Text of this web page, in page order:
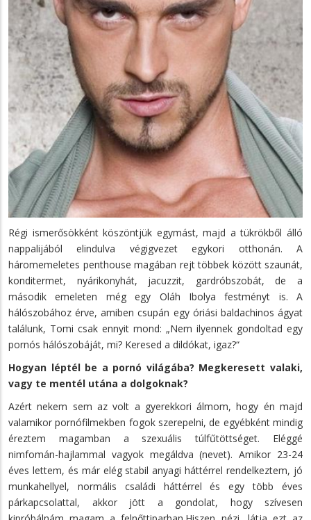
Régi ismerősökként köszöntjük egymást, majd a tükrökből álló
nappalijából elindulva végigvezet egykori otthonán. A
háromemeletes penthouse magában rejt többek között szaunát,
konditermet, nyárikonyhát, jacuzzit, gardróbszobát, de a
második emeleten még egy Oláh Ibolya festményt is. A
hálószobához érve, amiben csupán egy óriási baldachinos ágyat
találunk, Tomi csak ennyit mond: „Nem ilyennek gondoltad egy
pornós hálószobáját, mi? Keresed a dildókat, igaz?“
Hogyan léptél be a pornó világába? Megkeresett valaki,
vagy te mentél utána a dolgoknak?
Azért nekem sem az volt a gyerekkori álmom, hogy én majd
valamikor pornófilmekben fogok szerepelni, de egyébként mindig
éreztem magamban a szexuális túlfűtöttséget. Eléggé
nimfomán-hajlammal vagyok megáldva (nevet). Amikor 23-24
éves lettem, és már elég stabil anyagi háttérrel rendelkeztem, jó
munkahellyel, normális családi háttérrel és egy több éves
párkapcsolattal, akkor jött a gondolat, hogy szívesen